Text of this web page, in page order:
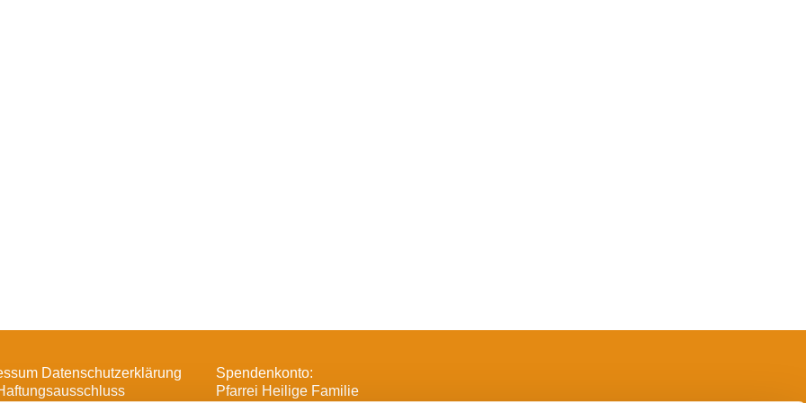
Datenschutzerklärung
Spendenkonto:
Pfarrei Heilige Familie